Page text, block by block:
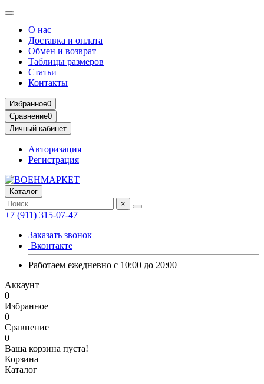
О нас
Доставка и оплата
Обмен и возврат
Таблицы размеров
Статьи
Контакты
Избранное0
Сравнение0
Личный кабинет
Авторизация
Регистрация
Каталог
×
+7 (911) 315-07-47
Заказать звонок
Вконтакте
Работаем ежедневно с 10:00 до 20:00
Аккаунт
0
Избранное
0
Сравнение
0
Ваша корзина пуста!
Корзина
Каталог